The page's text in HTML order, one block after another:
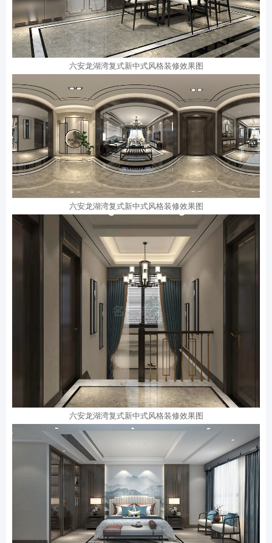
六安龙湖湾复式新中式风格装修效果图
六安龙湖湾复式新中式风格装修效果图
六安龙湖湾复式新中式风格装修效果图